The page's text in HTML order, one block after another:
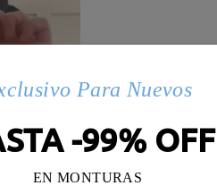
Para Nuevos
-99% OFF
EN MONTURAS